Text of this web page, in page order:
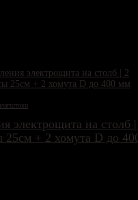
электрощита на столб
+ 2 хомута D до